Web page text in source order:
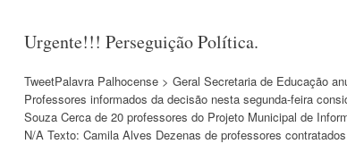
Urgente!!! Perseguição Política.
TweetPalavra Palhocense > Geral Secretaria de Educação
Professores informados da decisão nesta segunda-feira
Souza Cerca de 20 professores do Projeto Municipal de
N/A Texto: Camila Alves Dezenas de professores